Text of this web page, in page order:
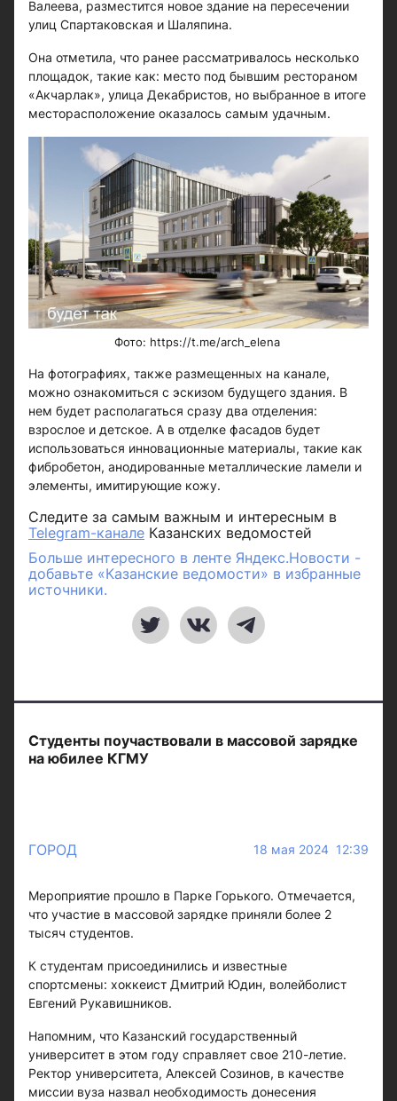
Валеева, разместится новое здание на пересечении
улиц Спартаковская и Шаляпина.
Она отметила, что ранее рассматривалось несколько
площадок, такие как: место под бывшим рестораном
«Акчарлак», улица Декабристов, но выбранное в итоге
месторасположение оказалось самым удачным.
Фото: https://t.me/arch_elena
На фотографиях, также размещенных на канале,
можно ознакомиться с эскизом будущего здания. В
нем будет располагаться сразу два отделения:
взрослое и детское. А в отделке фасадов будет
использоваться инновационные материалы, такие как
фибробетон, анодированные металлические ламели и
элементы, имитирующие кожу.
Следите за самым важным и интересным в
Telegram-канале Казанских ведомостей
Больше интересного в ленте Яндекс.Новости -
добавьте «Казанские ведомости» в избранные
источники.
Студенты поучаствовали в массовой зарядке
на юбилее КГМУ
ГОРОД 18 мая 2024 12:39
Мероприятие прошло в Парке Горького. Отмечается,
что участие в массовой зарядке приняли более 2
тысяч студентов.
К студентам присоединились и известные
спортсмены: хоккеист Дмитрий Юдин, волейболист
Евгений Рукавишников.
Напомним, что Казанский государственный
университет в этом году справляет свое 210-летие.
Ректор университета, Алексей Созинов, в качестве
миссии вуза назвал необходимость донесения